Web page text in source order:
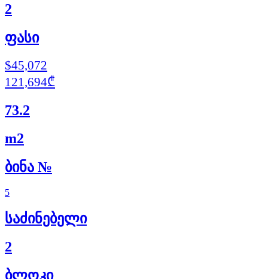
2
ფასი
$45,072
121,694₾
73.2
m2
ბინა №
5
საძინებელი
2
ბლოკი